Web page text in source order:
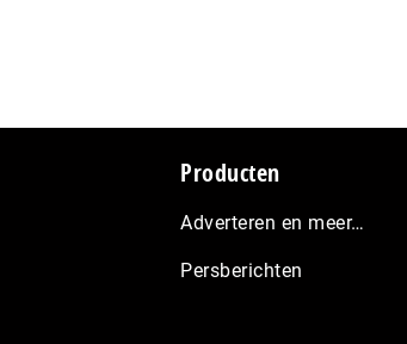
Producten
Adverteren en meer…
Persberichten